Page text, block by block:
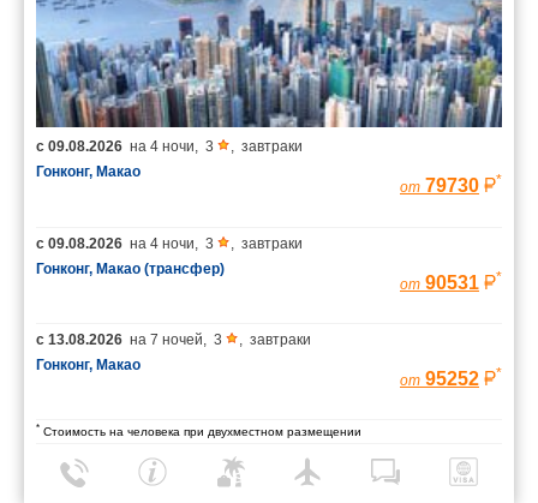
с 09.08.2026 на 4 ночи, 3 , завтраки
Гонконг, Макао
от 79730 *
с 09.08.2026 на 4 ночи, 3 , завтраки
Гонконг, Макао (трансфер)
от 90531 *
с 13.08.2026 на 7 ночей, 3 , завтраки
Гонконг, Макао
от 95252 *
* Стоимость на человека при двухместном размещении